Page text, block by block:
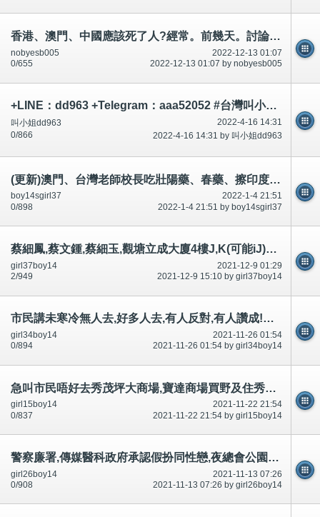
香港、澳門、中國應該死了人?經常。前幾天。討論區/twitter/論壇有說有講.應該記得,引誘迷惑、升職事情等等
2022-12-13 01:07
nobyesb005
2022-12-13 01:07 by nobyesb005
0/655
+LINE：dd963 +Telegram：aaa52052 #台灣叫小姐 #台中叫小姐 #台北叫小姐 #高雄叫小姐 #新竹叫小姐 #台南叫小姐 #彰化叫小
2022-4-16 14:31
叫小姐dd963
2022-4-16 14:31 by 叫小姐dd963
0/866
(更新)澳門、台灣老師校長吃壯陽藥、春藥、擦印度神油,利用動停法,延遲射精,市民不可以吃和有問題~相片公開
2022-1-4 21:51
boy14sgirl37
2022-1-4 21:51 by boy14sgirl37
0/898
蔡細鳳,蔡文鍾,蔡細玉,觀塘立成大廈4樓J,K(可能iJ)二樓,國際刑警,FBI臥底-公開
2021-12-9 01:29
girl37boy14
2021-12-9 15:10 by girl37boy14
2/949
市民講未寒冷無人去,好多人去,有人反對,有人讚成!立法,正經男女可以沙灘裸曬裸泳-公開
2021-11-26 01:54
girl34boy14
2021-11-26 01:54 by girl34boy14
0/894
急叫市民唔好去秀茂坪大商場,寶達商場買野及住秀茂坪南村,安泰村寶達村申請調遷,好多討論區有講-公開
2021-11-22 21:54
girl15boy14
2021-11-22 21:54 by girl15boy14
0/837
警察廉署,傳媒醫科政府承認假扮同性戀,夜總會公園私家車,沙灘脫光裸體引誘迷惑市民,不可以豁免犯法和升職
2021-11-13 07:26
girl26boy14
2021-11-13 07:26 by girl26boy14
0/908